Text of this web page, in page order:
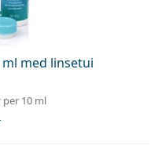
ml med linsetui
per 10 ml